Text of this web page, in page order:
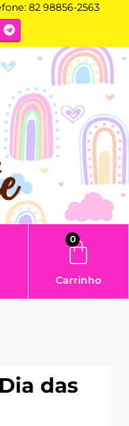
82 98856-2563
0
Carrinho
das